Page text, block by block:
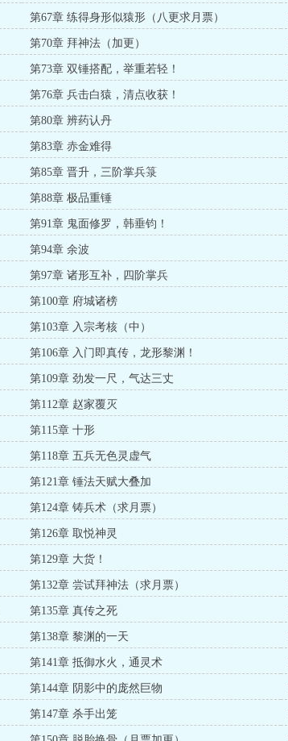
第67章 练得身形似猿形（八更求月票）
第70章 拜神法（加更）
第73章 双锤搭配，举重若轻！
第76章 兵击白猿，清点收获！
第80章 辨药认丹
第83章 赤金难得
第85章 晋升，三阶掌兵箓
第88章 极品重锤
第91章 鬼面修罗，韩垂钧！
第94章 余波
第97章 诸形互补，四阶掌兵
第100章 府城诸榜
第103章 入宗考核（中）
第106章 入门即真传，龙形黎渊！
第109章 劲发一尺，气达三丈
第112章 赵家覆灭
第115章 十形
第118章 五兵无色灵虚气
第121章 锤法天赋大叠加
第124章 铸兵术（求月票）
第126章 取悦神灵
第129章 大货！
第132章 尝试拜神法（求月票）
第135章 真传之死
第138章 黎渊的一天
第141章 抵御水火，通灵术
第144章 阴影中的庞然巨物
第147章 杀手出笼